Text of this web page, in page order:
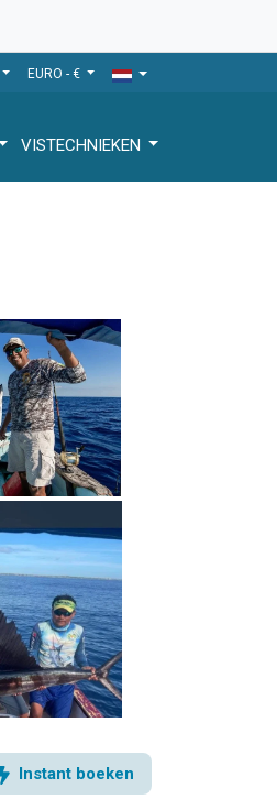
EURO - €
VISTECHNIEKEN
Instant boeken